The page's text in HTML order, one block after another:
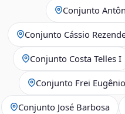
Conjunto
Conjunto Cássio
Conjunto Costa Telles I
Conjunto Frei Eugênio
Conjunto José Barbosa